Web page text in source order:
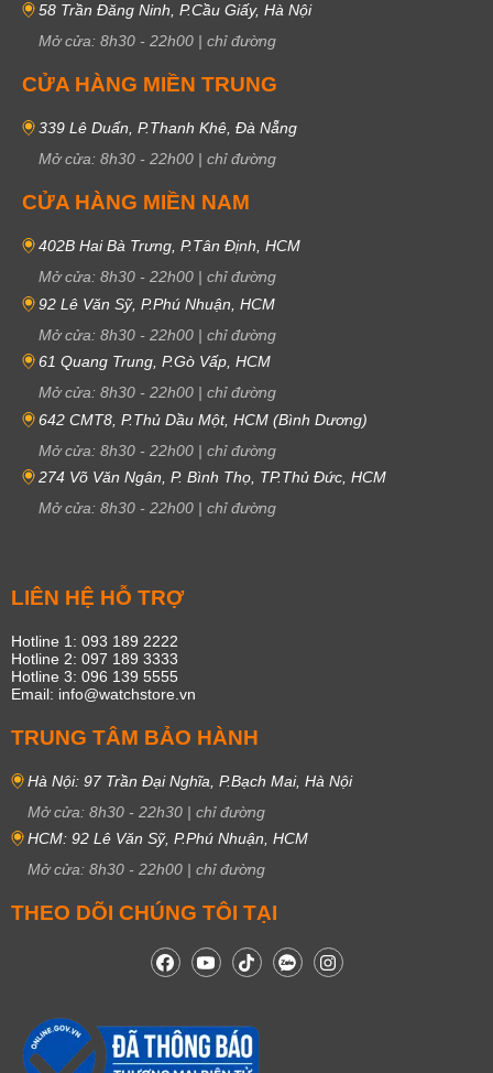
58 Trần Đăng Ninh, P.Cầu Giấy, Hà Nội
Mở cửa: 8h30 - 22h00 | chỉ đường
CỬA HÀNG MIỀN TRUNG
339 Lê Duẩn, P.Thanh Khê, Đà Nẵng
Mở cửa: 8h30 - 22h00 | chỉ đường
CỬA HÀNG MIỀN NAM
402B Hai Bà Trưng, P.Tân Định, HCM
Mở cửa: 8h30 - 22h00 | chỉ đường
92 Lê Văn Sỹ, P.Phú Nhuận, HCM
Mở cửa: 8h30 - 22h00 | chỉ đường
61 Quang Trung, P.Gò Vấp, HCM
Mở cửa: 8h30 - 22h00 | chỉ đường
642 CMT8, P.Thủ Dầu Một, HCM (Bình Dương)
Mở cửa: 8h30 - 22h00 | chỉ đường
274 Võ Văn Ngân, P. Bình Thọ, TP.Thủ Đức, HCM
Mở cửa: 8h30 - 22h00 | chỉ đường
LIÊN HỆ HỖ TRỢ
Hotline 1: 093 189 2222
Hotline 2: 097 189 3333
Hotline 3: 096 139 5555
Email: info@watchstore.vn
TRUNG TÂM BẢO HÀNH
Hà Nội: 97 Trần Đại Nghĩa, P.Bạch Mai, Hà Nội
Mở cửa: 8h30 - 22h30 | chỉ đường
HCM: 92 Lê Văn Sỹ, P.Phú Nhuận, HCM
Mở cửa: 8h30 - 22h00 | chỉ đường
THEO DÕI CHÚNG TÔI TẠI